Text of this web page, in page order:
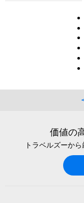
価値の
トラベルズーか